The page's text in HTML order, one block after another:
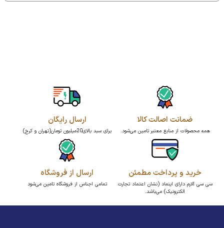
ضمانت اصالت کالا
همه محصولات از منابع معتبر تامین می‌شود.
ارسال رایگان
برای سبد بالای20میلیون تومان(تهران و کرج)
خرید و پرداخت مطمئن
سی سی آلارم دارای اینماد (نشان اعتماد تجارت
الکترونیک) می‌باشد.
ارسال از فروشگاه
تمامی اجناس از فروشگاه تامین می‌شود